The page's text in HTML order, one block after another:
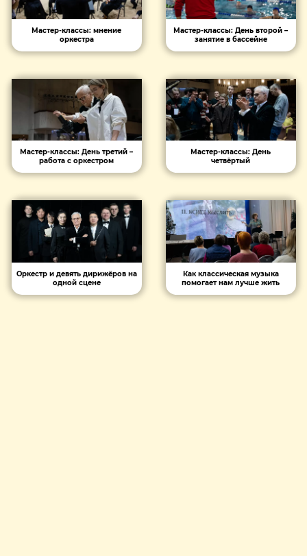
Мастер-классы: мнение
оркестра
Мастер-классы: День второй –
занятие в бассейне
Мастер-классы: День третий –
работа с оркестром
Мастер-классы: День
четвёртый
Оркестр и девять дирижёров на
одной сцене
Как классическая музыка
помогает нам лучше жить